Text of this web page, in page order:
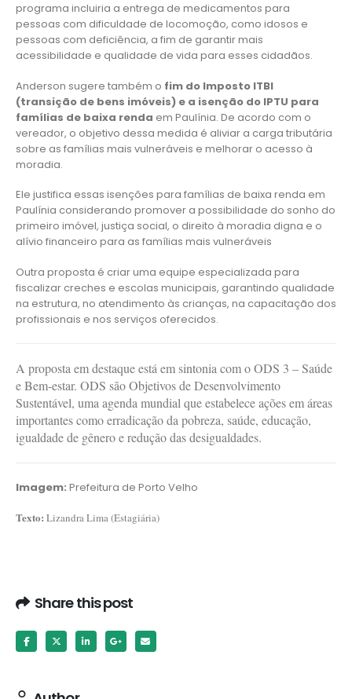
programa incluiria a entrega de medicamentos para
pessoas com dificuldade de locomoção, como idosos e
pessoas com deficiência, a fim de garantir mais
acessibilidade e qualidade de vida para esses cidadãos.
Anderson sugere também o fim do Imposto ITBI
(transição de bens imóveis) e a isenção do IPTU para
famílias de baixa renda em Paulínia. De acordo com o
vereador, o objetivo dessa medida é aliviar a carga tributária
sobre as famílias mais vulneráveis e melhorar o acesso à
moradia.
Ele justifica essas isenções para famílias de baixa renda em
Paulínia considerando promover a possibilidade do sonho do
primeiro imóvel, justiça social, o direito à moradia digna e o
alívio financeiro para as famílias mais vulneráveis
Outra proposta é criar uma equipe especializada para
fiscalizar creches e escolas municipais, garantindo qualidade
na estrutura, no atendimento às crianças, na capacitação dos
profissionais e nos serviços oferecidos.
A proposta em destaque está em sintonia com o ODS 3 – Saúde
e Bem-estar. ODS são Objetivos de Desenvolvimento
Sustentável, uma agenda mundial que estabelece ações em áreas
importantes como erradicação da pobreza, saúde, educação,
igualdade de gênero e redução das desigualdades.
Imagem: Prefeitura de Porto Velho
Texto: Lizandra Lima (Estagiária)
Share this post